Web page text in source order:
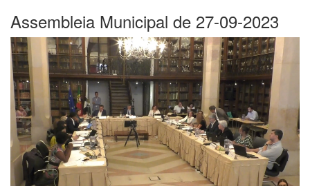
Assembleia Municipal de 27-09-2023